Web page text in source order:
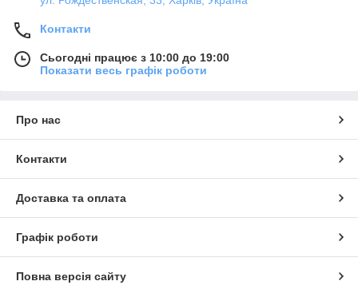
Контакти
Сьогодні працює з 10:00 до 19:00
Показати весь графік роботи
Про нас
Контакти
Доставка та оплата
Графік роботи
Повна версія сайту